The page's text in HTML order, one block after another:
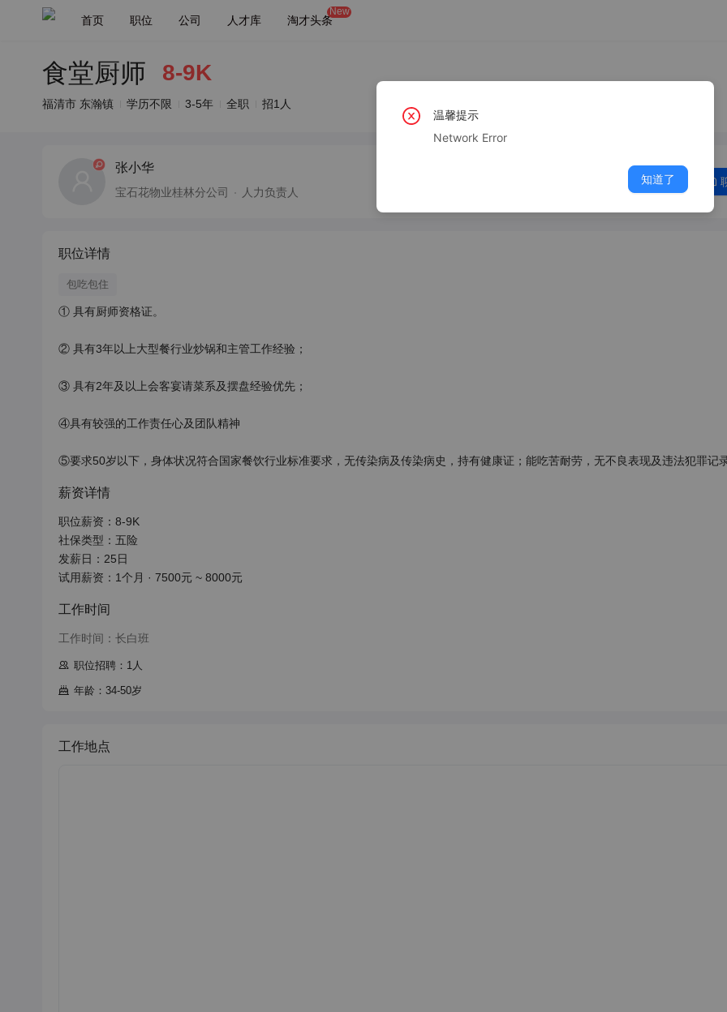
首页 职位 公司 人才库 淘才头条
New
食堂厨师 8-9K
福清市 东瀚镇 学历不限 3-5年 全职 招1人
张小华
宝石花物业桂林分公司 人力负责人
职位详情
包吃包住
① 具有厨师资格证。
② 具有3年以上大型餐行业炒锅和主管工作经验；
③ 具有2年及以上会客宴请菜系及摆盘经验优先；
④具有较强的工作责任心及团队精神
⑤要求50岁以下，身体状况符合国家餐饮行业标准要求，无传染病及传染病史，持有健康证；能吃苦耐劳，无不良表现及违法犯罪记
薪资详情
职位薪资：8-9K
社保类型：五险
发薪日：25日
试用薪资：1个月 · 7500元 ~ 8000元
工作时间
工作时间：长白班
职位招聘：1人
年龄：34-50岁
工作地点
温馨提示
Network Error
知道了